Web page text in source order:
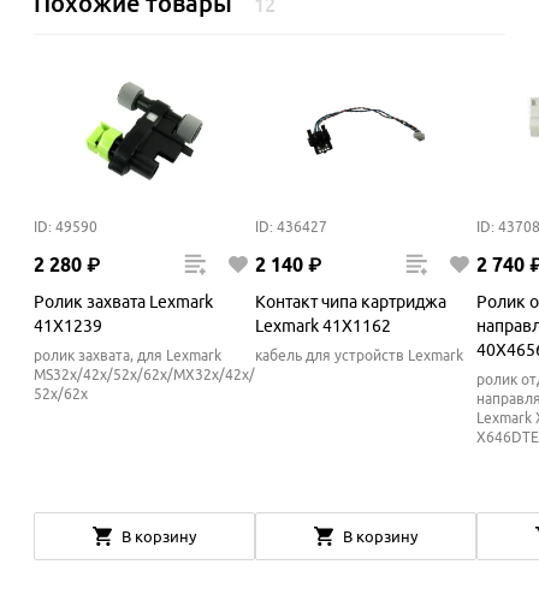
12
ID: 49590
2 280 ₽
Ролик захвата Lexmark
41X1239
ролик захвата, для Lexmark
MS32x/42x/52x/62x/MX32x/42x/
52x/62x
В корзину
ID: 436427
2 140 ₽
Контакт чипа картриджа
Lexmark 41X1162
кабель для устройств Lexmark
В корзину
ID:
2 740
Ролик
ролик